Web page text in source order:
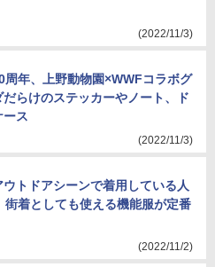
(2022/11/3)
周年、上野動物園×WWFコラボグ
だらけのステッカーやノート、ド
ース
(2022/11/3)
トドアシーンで着用している人
街着としても使える機能服が定番
(2022/11/2)